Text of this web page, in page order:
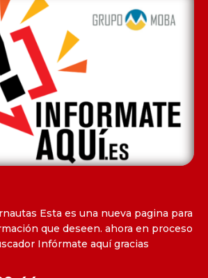
Esta es una nueva pagina para
que deseen. ahora en proceso
Infórmate aquí gracias